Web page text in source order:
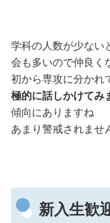
学科の人数が少ない
会も多いので仲良く
初から専攻に分かれ
極的に話しかけてみ
傾向にありますね
あまり警戒されませ
新入生歓